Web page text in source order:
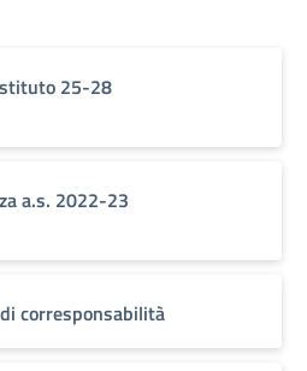
25-28
a.s. 2022-23
corresponsabilità